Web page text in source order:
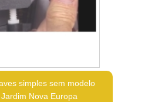
simples sem modelo
Nova Europa